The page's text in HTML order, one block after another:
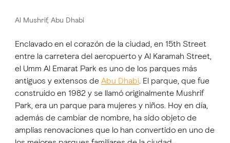
Al Mushrif, Abu Dhabi
Enclavado en el corazón de la ciudad, en 15th Street
entre la carretera del aeropuerto y Al Karamah Street,
el Umm Al Emarat Park es uno de los parques más
antiguos y extensos de Abu Dhabi. El parque, que fue
construido en 1982 y se llamó originalmente Mushrif
Park, era un parque para mujeres y niños. Hoy en día,
además de cambiar de nombre, ha sido objeto de
amplias renovaciones que lo han convertido en uno de